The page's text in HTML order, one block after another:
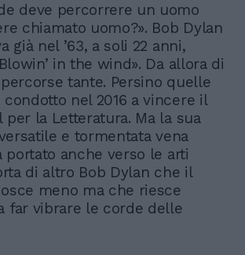
deve percorrere un uomo
chiamato uomo?». Bob Dylan
già nel ’63, a soli 22 anni,
in the wind». Da allora di
tante. Persino quelle
nel 2016 a vincere il
per la Letteratura. Ma la sua
e tormentata vena
portato anche verso le arti
di altro Bob Dylan che il
meno ma che riesce
far vibrare le corde delle